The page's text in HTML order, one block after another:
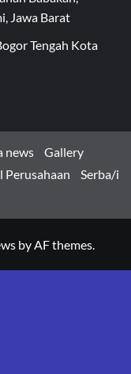
Jawa Barat
Tengah Kota
news
Gallery
Perusahaan
Serba/i
by AF themes.